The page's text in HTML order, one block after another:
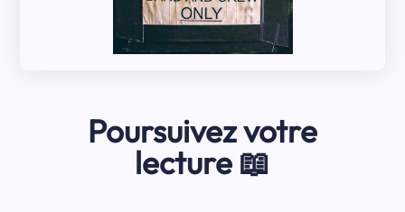
Poursuivez votre
lecture 📖